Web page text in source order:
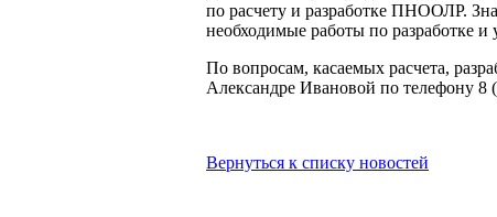
по расчету и разработке ПНООЛР.
необходимые работы по разработке
По вопросам, касаемых расчета,
Александре Ивановой по телефону 8
Вернуться к списку новостей